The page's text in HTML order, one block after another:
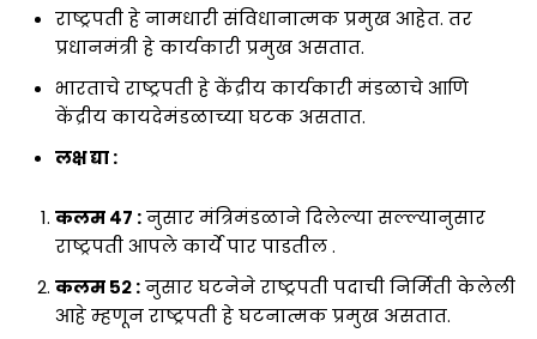
राष्ट्रपती हे नामधारी संविधानात्मक प्रमुख आहेत. तर
प्रधानमंत्री हे कार्यकारी प्रमुख असतात.
भारताचे राष्ट्रपती हे केंद्रीय कार्यकारी मंडळाचे आणि
केंद्रीय कायदेमंडळाच्या घटक असतात.
लक्ष द्या :
कलम ४७ :नुसार मंत्रिमंडळाने दिलेल्या सल्ल्यानुसार
राष्ट्रपती आपले कार्ये पार पाडतील .
कलम ५२ :नुसार घटनेने राष्ट्रपती पदाची निर्मिती केलेली
आहे म्हणून राष्ट्रपती हे घटनात्मक प्रमुख असतात.